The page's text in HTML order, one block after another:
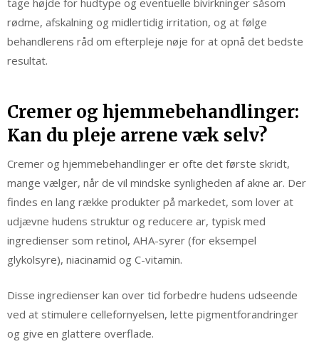
rødme, afskalning og midlertidig irritation, og at følge
behandlerens råd om efterpleje nøje for at opnå det bedste
resultat.
Cremer og hjemmebehandlinger:
Kan du pleje arrene væk selv?
Cremer og hjemmebehandlinger er ofte det første skridt,
mange vælger, når de vil mindske synligheden af akne ar. Der
findes en lang række produkter på markedet, som lover at
udjævne hudens struktur og reducere ar, typisk med
ingredienser som retinol, AHA-syrer (for eksempel
glykolsyre), niacinamid og C-vitamin.
Disse ingredienser kan over tid forbedre hudens udseende
ved at stimulere cellefornyelsen, lette pigmentforandringer
og give en glattere overflade.